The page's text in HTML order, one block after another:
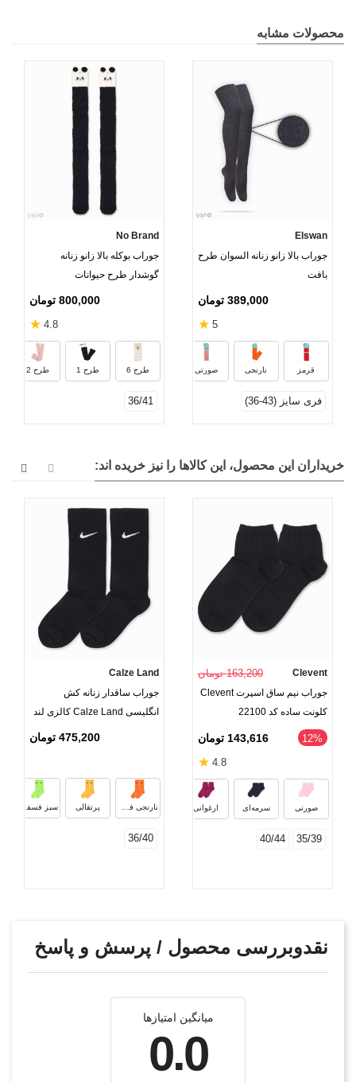
محصولات مشابه
Elswan
جوراب بالا زانو زنانه السوان طرح
بافت
389,000 تومان
5
★
قرمز نارنجی صورتی
بادمجانی شاین خاکستری
فری سایز (43-36)
No Brand
جوراب بوکله بالا زانو زنانه
گوشدار طرح حیوانات
800,000 تومان
4.8
★
طرح 6 طرح 1 طرح 2
36/41
خریداران این محصول، این کالاها را نیز خریده اند:
Clevent 163,200 تومان
جوراب نیم ساق اسپرت Clevent
کلونت ساده کد 22100
‎12% 143,616 تومان
4.8
★
صورتی سرمه‌ای ارغوانی
35/39
40/44
Calze Land
جوراب ساقدار زنانه کش
انگلیسی Calze Land کالزی لند
475,200 تومان
نارنجی فسفری پرتقالی سبز فسفری
36/40
نقدوبررسی محصول / پرسش و پاسخ
میانگین امتیازها
0.0